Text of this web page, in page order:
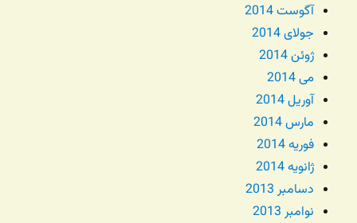
آگوست 2014
جولای 2014
ژوئن 2014
می 2014
آوریل 2014
مارس 2014
فوریه 2014
ژانویه 2014
دسامبر 2013
نوامبر 2013